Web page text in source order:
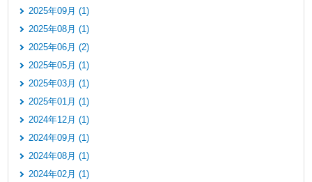
2025年09月 (1)
2025年08月 (1)
2025年06月 (2)
2025年05月 (1)
2025年03月 (1)
2025年01月 (1)
2024年12月 (1)
2024年09月 (1)
2024年08月 (1)
2024年02月 (1)